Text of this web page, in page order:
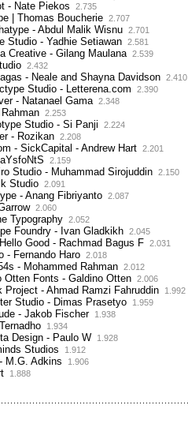
- Nate Piekos 2.735
| Thomas Boucherie 2.707
- Abdul Malik Wisnu 2.701
Studio - Yadhie Setiawan 2.581
Creative - Gilang Maulana 2.539
2.432
- Neale and Shayna Davidson 2.410
Studio - Letterena.com 2.390
- Natanael Gama 2.348
2.253
Studio - Si Panji 2.224
- Rozikan 2.208
- SickCapital - Andrew Hart 2.201
2.159
Studio - Muhammad Sirojuddin 2.150
Studio 2.091
- Anang Fibriyanto 2.087
2.060
Typography 2.052
Foundry - Ivan Gladkikh 2.045
Good - Rachmad Bagus F 2.031
- Fernando Haro 2.018
- Mohammed Rahman 2.012
Otten Fonts - Galdino Otten 2.006
Project - Ahmad Ramzi Fahruddin 1.992
Studio - Dimas Prasetyo 1.959
- Jakob Fischer 1.938
1.934
Design - Paulo W 1.928
Studios 1.912
M.G. Adkins 1.906
1.888